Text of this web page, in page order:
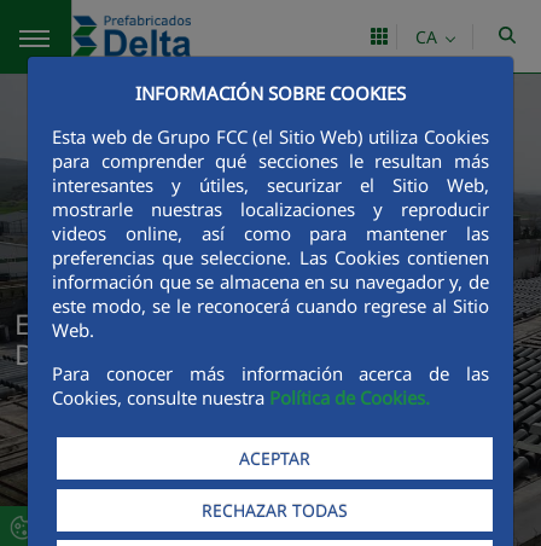
Salta al contingut principal
INFORMACIÓN SOBRE COOKIES
Esta web de Grupo FCC (el Sitio Web) utiliza Cookies
para comprender qué secciones le resultan más
interesantes y útiles, securizar el Sitio Web,
mostrarle nuestras localizaciones y reproducir
videos online, así como para mantener las
preferencias que seleccione. Las Cookies contienen
información que se almacena en su navegador y, de
este modo, se le reconocerá cuando regrese al Sitio
Web.
Para conocer más información acerca de las
Cookies, consulte nuestra Política de Cookies.
ACEPTAR
RECHAZAR TODAS
CA
Equipo Directivo de Prefabricados
Delta